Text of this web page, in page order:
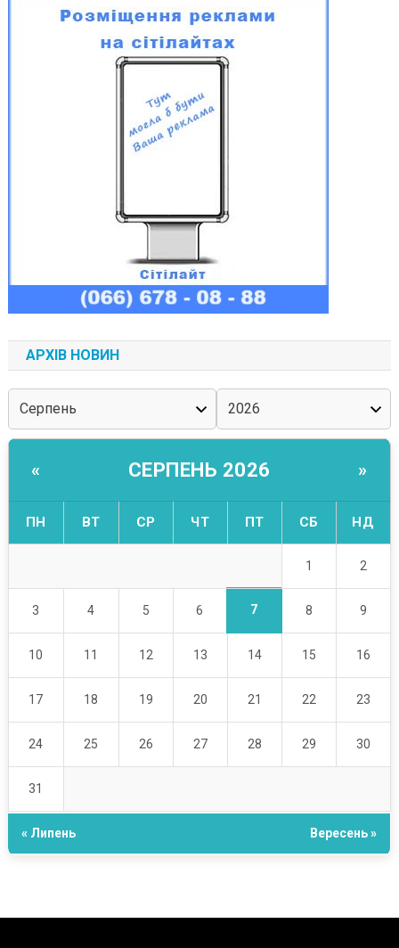
АРХІВ НОВИН
« СЕРПЕНЬ 2026 »
ПН ВТ СР ЧТ ПТ СБ НД
1 2
3 4 5 6 7 8 9
10 11 12 13 14 15 16
17 18 19 20 21 22 23
24 25 26 27 28 29 30
31
« Липень Вересень »